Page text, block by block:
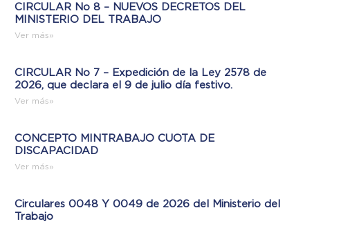
CIRCULAR No 8 – NUEVOS DECRETOS DEL
MINISTERIO DEL TRABAJO
Ver más»
CIRCULAR No 7 – Expedición de la Ley 2578 de
2026, que declara el 9 de julio día festivo.
Ver más»
CONCEPTO MINTRABAJO CUOTA DE
DISCAPACIDAD
Ver más»
Circulares 0048 Y 0049 de 2026 del Ministerio del
Trabajo